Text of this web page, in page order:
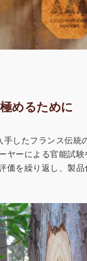
めるために
手したフランス伝統
ヤーによる官能試
価を繰り返し、製